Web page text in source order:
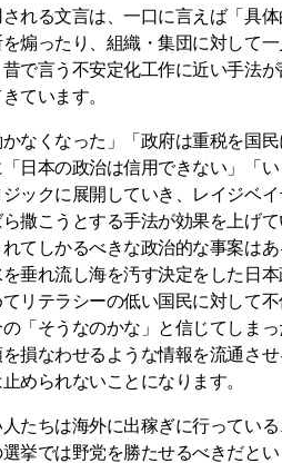
れる文言は、一口に言えば「具
煽ったり、組織・集団に対して
で言う不安定化工作に近い手法
ています。
なくなった」「政府は重税を国
日本の政治は信用できない」「
ックに展開していき、レイジベ
撒こうとする手法が効果を上げ
てしかるべきな政治的な事案は
垂れ流し海を汚す決定をした日
リテラシーの低い国民に対して
「そうなのかな」と信じてしま
損なわせるような情報を流通さ
められないことになります。
たちは海外に出稼ぎに行ってい
挙では野党を勝たせるべきだと